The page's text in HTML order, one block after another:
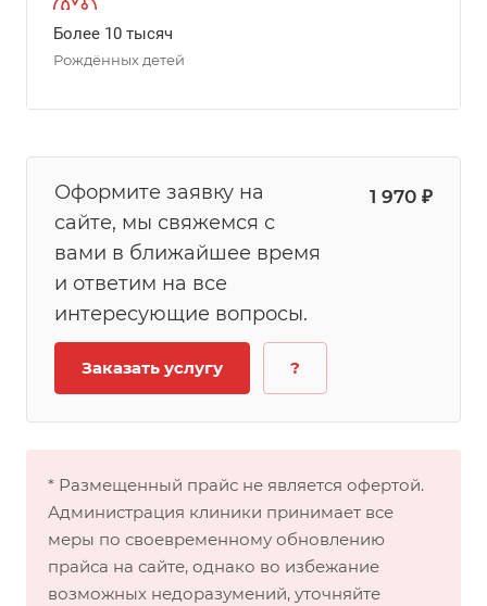
Более 10 тысяч
Рождённых детей
Оформите заявку на
сайте, мы свяжемся с
вами в ближайшее время
и ответим на все
интересующие вопросы.
1 970 ₽
Заказать услугу ?
* Размещенный прайс не является офертой.
Администрация клиники принимает все
меры по своевременному обновлению
прайса на сайте, однако во избежание
возможных недоразумений, уточняйте